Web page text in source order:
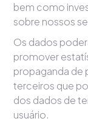
bem como
sobre nossos
Os dados
promover
propaganda de
terceiros que
dos dados de
usuário.